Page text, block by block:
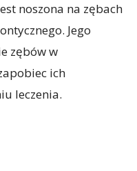
noszona na zębach
Jego
zębów w
ich
leczenia.